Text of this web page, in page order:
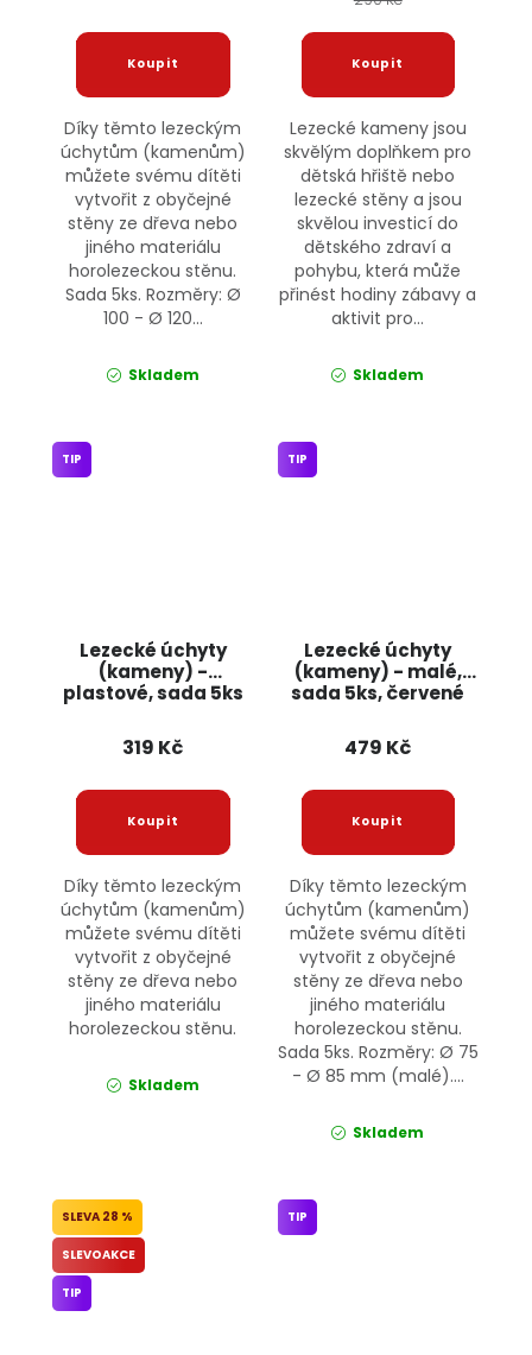
Díky těmto lezeckým
úchytům (kamenům)
můžete svému dítěti
vytvořit z obyčejné
stěny ze dřeva nebo
jiného materiálu
horolezeckou stěnu.
Sada 5ks. Rozměry: Ø
100 - Ø 120...
Skladem
Lezecké kameny jsou
skvělým doplňkem pro
dětská hřiště nebo
lezecké stěny a jsou
skvělou investicí do
dětského zdraví a
pohybu, která může
přinést hodiny zábavy a
aktivit pro...
Skladem
Lezecké úchyty
(kameny) -
plastové, sada 5ks
TIP
319 Kč
Díky těmto lezeckým
úchytům (kamenům)
můžete svému dítěti
vytvořit z obyčejné
stěny ze dřeva nebo
jiného materiálu
horolezeckou stěnu.
Skladem
Lezecké úchyty
(kameny) - malé,
sada 5ks, červené
TIP
479 Kč
Díky těmto lezeckým
úchytům (kamenům)
můžete svému dítěti
vytvořit z obyčejné
stěny ze dřeva nebo
jiného materiálu
horolezeckou stěnu.
Sada 5ks. Rozměry: Ø 75
- Ø 85 mm (malé)....
Skladem
28 %
SLEVOAKCE
TIP
TIP